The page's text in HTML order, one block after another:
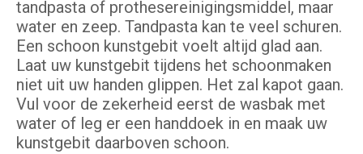
tandpasta of prothesereinigingsmiddel, maar
water en zeep. Tandpasta kan te veel schuren.
Een schoon kunstgebit voelt altijd glad aan.
Laat uw kunstgebit tijdens het schoonmaken
niet uit uw handen glippen. Het zal kapot gaan.
Vul voor de zekerheid eerst de wasbak met
water of leg er een handdoek in en maak uw
kunstgebit daarboven schoon.